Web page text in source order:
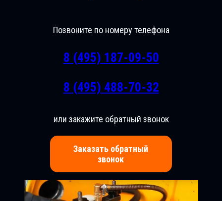
Позвоните по номеру телефона
8 (495) 187-09-50
8 (495) 488-70-32
или закажите обратный звонок
Заказать обратный
звонок